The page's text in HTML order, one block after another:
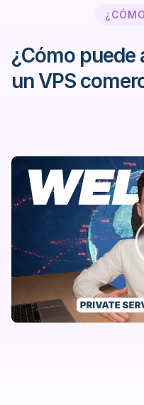
¿Cómo puede
un VPS